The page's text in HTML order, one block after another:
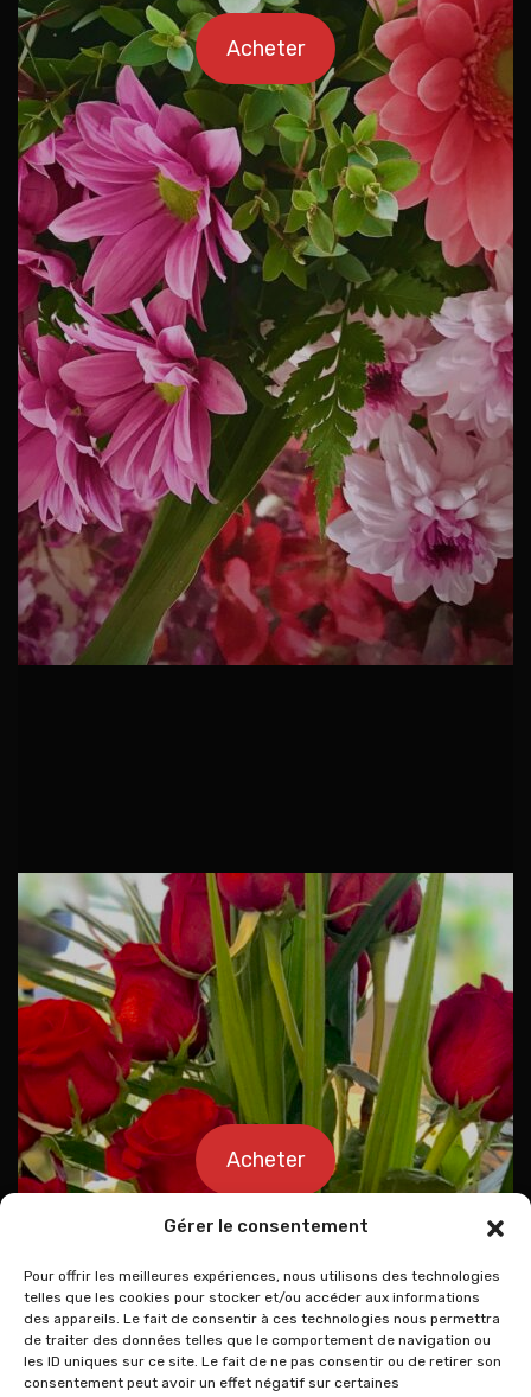
Gérer le consentement
Pour offrir les meilleures expériences, nous utilisons des technologies
telles que les cookies pour stocker et/ou accéder aux informations
des appareils. Le fait de consentir à ces technologies nous permettra
de traiter des données telles que le comportement de navigation ou
les ID uniques sur ce site. Le fait de ne pas consentir ou de retirer son
consentement peut avoir un effet négatif sur certaines
Acheter
Acheter